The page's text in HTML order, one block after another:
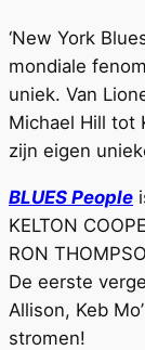
‘New York
mondiale
uniek. Van
Michael Hill tot
zijn eigen
BLUES People
KELTON
RON
De eerste
Allison, Keb
stromen!